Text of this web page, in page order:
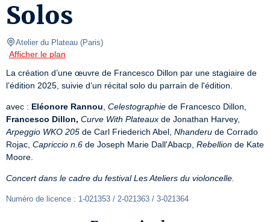
Solos
Atelier du Plateau (Paris)
Afficher le plan
La création d’une œuvre de Francesco Dillon par une stagiaire de
l’édition 2025, suivie d’un récital solo du parrain de l'édition.
avec : Eléonore Rannou Celestographie
Francesco Dillon, Curve With Plateaux
Arpeggio WKO 205 de Carl Friederich Abel, Nhanderu de Corrado
Rojac, Capriccio n.6 de Joseph Marie Dall'Abacp, Rebellion de Kate
Moore.
Concert dans le cadre du festival Les Ateliers du violoncelle.
Numéro de licence : 1-021353 / 2-021363 / 3-021364